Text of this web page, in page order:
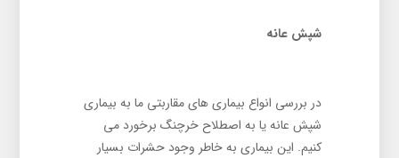
شپش عانه
در بررسی انواع بیماری های مقاربتی ما به بیماری
شپش عانه یا به اصطلاح خرچنگ برخورد می‌
کنیم. این بیماری به خاطر وجود حشرات بسیار